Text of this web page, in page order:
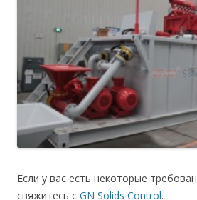
Если у вас есть некоторые
свяжитесь c GN Solids Control.